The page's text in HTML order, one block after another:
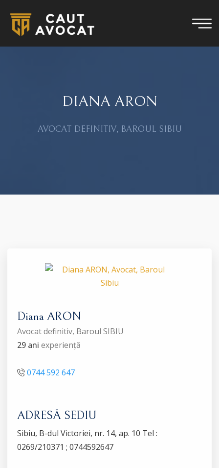
DIANA ARON
AVOCAT DEFINITIV, BAROUL SIBIU
Diana ARON
Avocat definitiv, Baroul SIBIU
29 ani experiență
0744 592 647
ADRESĂ SEDIU
Sibiu, B-dul Victoriei, nr. 14, ap. 10 Tel :
0269/210371 ; 0744592647